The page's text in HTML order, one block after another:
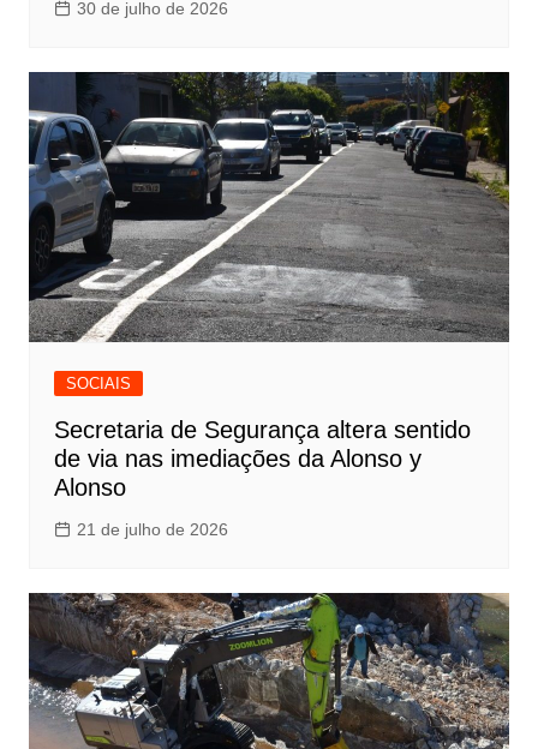
30 de julho de 2026
SOCIAIS
Secretaria de Segurança altera sentido
de via nas imediações da Alonso y
Alonso
21 de julho de 2026